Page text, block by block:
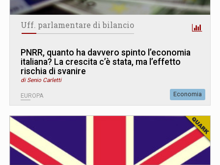
Uff. parlamentare di bilancio
PNRR, quanto ha davvero spinto l’economia
italiana? La crescita c’è stata, ma l’effetto
rischia di svanire
di Senio Carletti
EUROPA Economia